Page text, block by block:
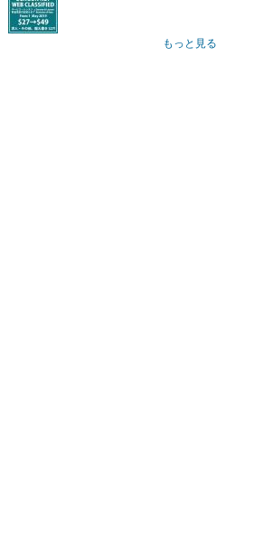
もっと見る